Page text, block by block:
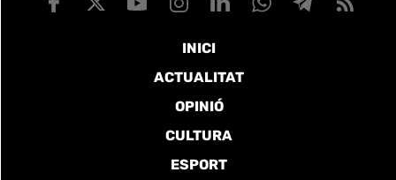
INICI
ACTUALITAT
OPINIÓ
CULTURA
ESPORT